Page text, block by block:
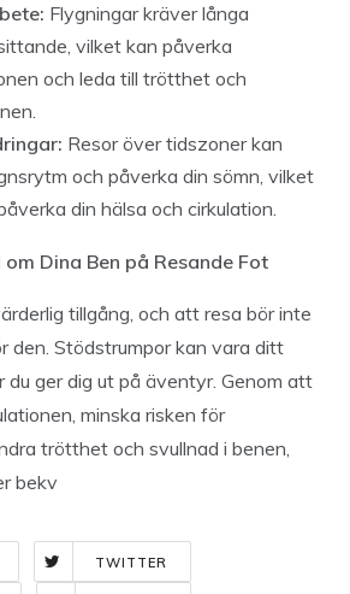
Flygningar kräver långa
vilket kan påverka
och leda till trötthet och
Resor över tidszoner kan
och påverka din sömn, vilket
din hälsa och cirkulation.
Dina Ben på Resande Fot
tillgång, och att resa bör inte
den. Stödstrumpor kan vara ditt
du ger dig ut på äventyr. Genom att
minska risken för
trötthet och svullnad i benen,
bekv
TWITTER